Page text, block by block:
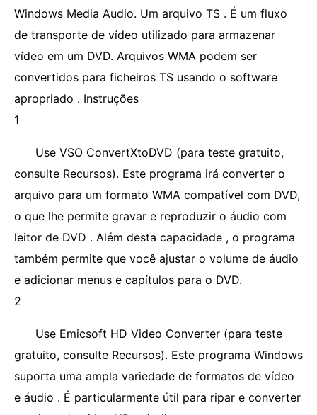
Windows Media Audio. Um arquivo TS . É um fluxo
de transporte de vídeo utilizado para armazenar
vídeo em um DVD. Arquivos WMA podem ser
convertidos para ficheiros TS usando o software
apropriado . Instruções
1
Use VSO ConvertXtoDVD (para teste gratuito,
consulte Recursos). Este programa irá converter o
arquivo para um formato WMA compatível com DVD,
o que lhe permite gravar e reproduzir o áudio com
leitor de DVD . Além desta capacidade , o programa
também permite que você ajustar o volume de áudio
e adicionar menus e capítulos para o DVD.
2
Use Emicsoft HD Video Converter (para teste
gratuito, consulte Recursos). Este programa Windows
suporta uma ampla variedade de formatos de vídeo
e áudio . É particularmente útil para ripar e converter